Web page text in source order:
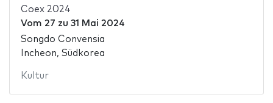
Coex 2024
Vom 27 zu 31 Mai 2024
Songdo Convensia
Incheon, Südkorea
Kultur